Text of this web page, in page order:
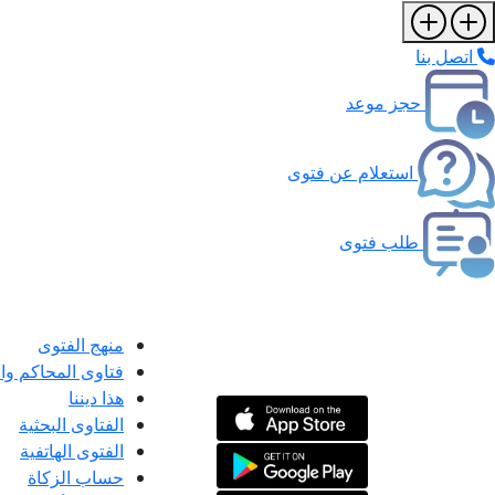
اتصل بنا
حجز موعد
استعلام عن فتوى
طلب فتوى
منهج الفتوى
فتاوى المحاكم
هذا ديننا
الفتاوى البحثية
الفتوى الهاتفية
حساب الزكاة